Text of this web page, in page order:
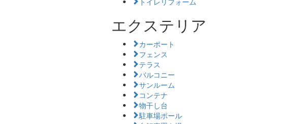
エクステリア
カーポート
フェンス
テラス
バルコニー
サンルーム
コンテナ
物干し台
駐車場ポール